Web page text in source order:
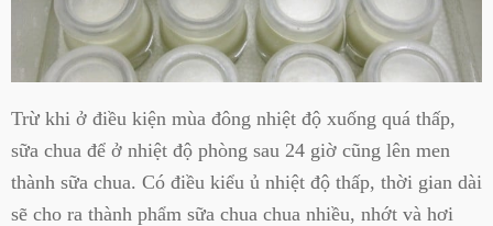
Trừ khi ở điều kiện mùa đông nhiệt độ xuống quá thấp,
sữa chua để ở nhiệt độ phòng sau 24 giờ cũng lên men
thành sữa chua. Có điều kiểu ủ nhiệt độ thấp, thời gian dài
sẽ cho ra thành phẩm sữa chua chua nhiều, nhớt và hơi